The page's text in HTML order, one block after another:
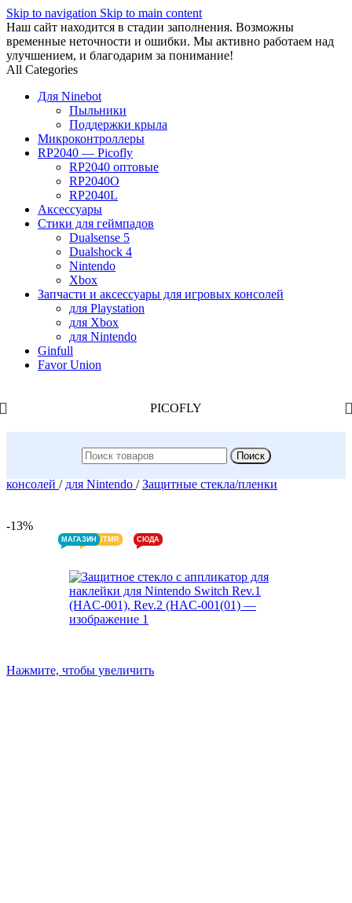
Skip to navigation Skip to main content
Наш сайт находится в стадии заполнения. Возможны
временные неточности и ошибки. Мы активно работаем над
улучшением, и благодарим за понимание!
All Categories
Для Ninebot
Пыльники
Поддержки крыла
Микроконтроллеры
RP2040 — Picofly
RP2040 оптовые
RP2040O
RP2040L
Аксессуары
Стики для геймпадов
Dualsense 5
Dualshock 4
Nintendo
Xbox
Запчасти и аксессуары для игровых консолей
для Playstation
для Xbox
для Nintendo
Ginfull
Favor Union
PICOFLY
Поиск
консолей / для Nintendo / Защитные стекла/пленки
-13%
Нажмите, чтобы увеличить
HALL/TMR СЮДА
МАГАЗИН